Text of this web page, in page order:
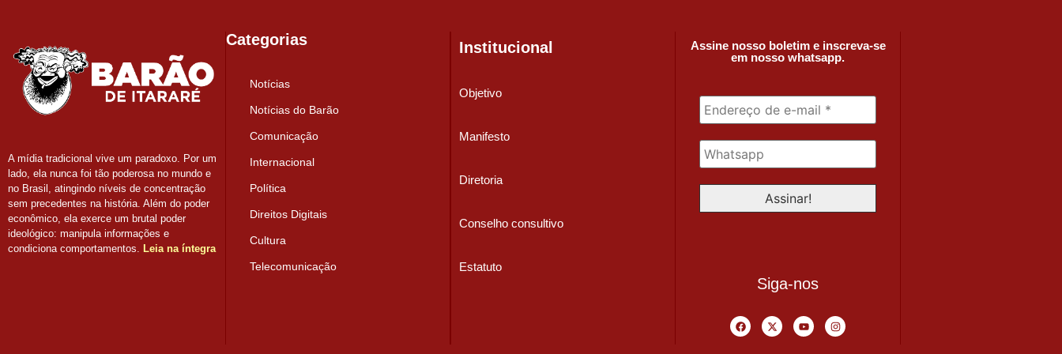
A mídia tradicional vive um paradoxo. Por um
lado, ela nunca foi tão poderosa no mundo e
no Brasil, atingindo níveis de concentração
sem precedentes na história. Além do poder
econômico, ela exerce um brutal poder
ideológico: manipula informações e
condiciona comportamentos. Leia na íntegra
Categorias
Notícias
Notícias do Barão
Comunicação
Internacional
Política
Direitos Digitais
Cultura
Telecomunicação
Institucional
Objetivo
Manifesto
Diretoria
Conselho consultivo
Estatuto
Assine nosso boletim e inscreva-se
em nosso whatsapp.
Siga-nos